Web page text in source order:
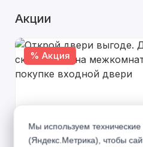
Акции
% Акция
Мы используем
(Яндекс.Метрика), чтобы